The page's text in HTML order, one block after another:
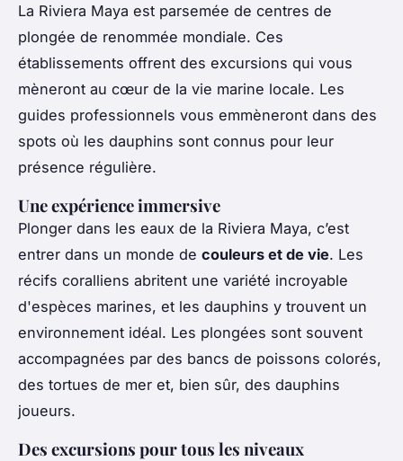
La Riviera Maya est parsemée de centres de
plongée de renommée mondiale. Ces
établissements offrent des excursions qui vous
mèneront au cœur de la vie marine locale. Les
guides professionnels vous emmèneront dans des
spots où les dauphins sont connus pour leur
présence régulière.
Une expérience immersive
Plonger dans les eaux de la Riviera Maya, c’est
entrer dans un monde de couleurs et de vie. Les
récifs coralliens abritent une variété incroyable
d'espèces marines, et les dauphins y trouvent un
environnement idéal. Les plongées sont souvent
accompagnées par des bancs de poissons colorés,
des tortues de mer et, bien sûr, des dauphins
joueurs.
Des excursions pour tous les niveaux